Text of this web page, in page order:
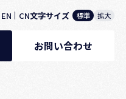
EN CN文字サイズ 標準 拡大
お問い合わせ